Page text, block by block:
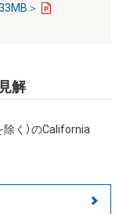
＞
解
く）のCalifornia